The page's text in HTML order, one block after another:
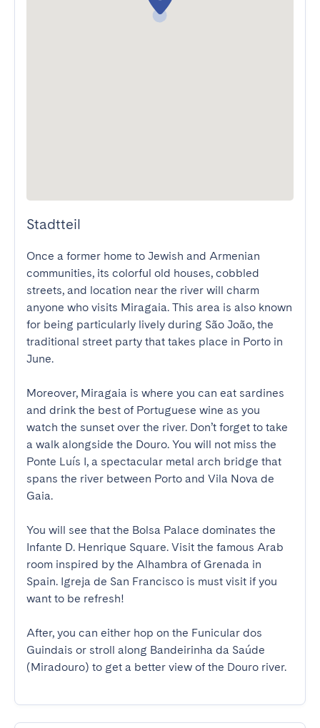
Stadtteil
Once a former home to Jewish and Armenian
communities, its colorful old houses, cobbled
streets, and location near the river will charm
anyone who visits Miragaia. This area is also known
for being particularly lively during São João, the
traditional street party that takes place in Porto in
June.
Moreover, Miragaia is where you can eat sardines
and drink the best of Portuguese wine as you
watch the sunset over the river. Don’t forget to take
a walk alongside the Douro. You will not miss the
Ponte Luís I, a spectacular metal arch bridge that
spans the river between Porto and Vila Nova de
Gaia.
You will see that the Bolsa Palace dominates the
Infante D. Henrique Square. Visit the famous Arab
room inspired by the Alhambra of Grenada in
Spain. Igreja de San Francisco is must visit if you
want to be refresh!
After, you can either hop on the Funicular dos
Guindais or stroll along Bandeirinha da Saúde
(Miradouro) to get a better view of the Douro river.